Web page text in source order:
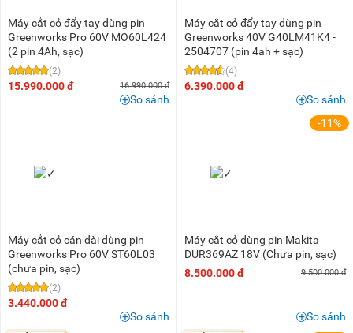
Máy cắt cỏ đẩy tay dùng pin
Greenworks Pro 60V MO60L424
(2 pin 4Ah, sạc)
(2)
15.990.000 đ 16.990.000 đ
So sánh
Máy cắt cỏ đẩy tay dùng pin
Greenworks 40V G40LM41K4 -
2504707 (pin 4ah + sạc)
(4)
6.390.000 đ
So sánh
Máy cắt cỏ cán dài dùng pin
Greenworks Pro 60V ST60L03
(chưa pin, sạc)
(2)
3.440.000 đ
So sánh
-11%
Máy cắt cỏ dùng pin Makita
DUR369AZ 18V (Chưa pin, sạc)
8.500.000 đ
9.500.000 đ
So sánh